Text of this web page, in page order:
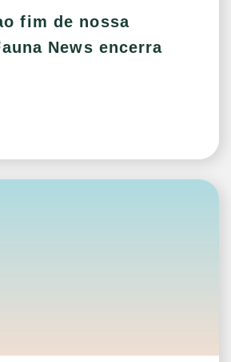
fim de nossa
News encerra